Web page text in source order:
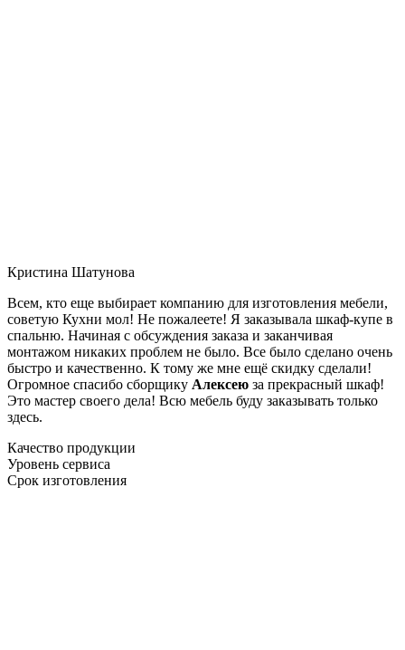
Кристина Шатунова
Всем, кто еще выбирает компанию для изготовления мебели,
советую Кухни мол! Не пожалеете! Я заказывала шкаф-купе в
спальню. Начиная с обсуждения заказа и заканчивая
монтажом никаких проблем не было. Все было сделано очень
быстро и качественно. К тому же мне ещё скидку сделали!
Огромное спасибо сборщику Алексею за прекрасный шкаф!
Это мастер своего дела! Всю мебель буду заказывать только
здесь.
Качество продукции
Уровень сервиса
Срок изготовления